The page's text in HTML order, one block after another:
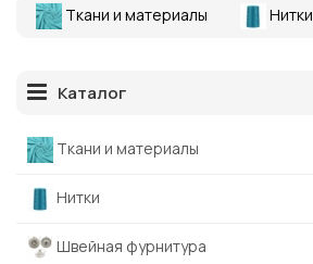
Ткани и материалы Нитки
Каталог
Ткани и материалы
Нитки
Швейная фурнитура